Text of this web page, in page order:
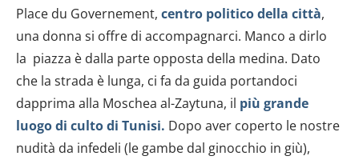
Place du Governement, centro politico della città,
una donna si offre di accompagnarci. Manco a dirlo
la piazza è dalla parte opposta della medina. Dato
che la strada è lunga, ci fa da guida portandoci
dapprima alla Moschea al-Zaytuna, il più grande
luogo di culto di Tunisi. Dopo aver coperto le nostre
nudità da infedeli (le gambe dal ginocchio in giù),